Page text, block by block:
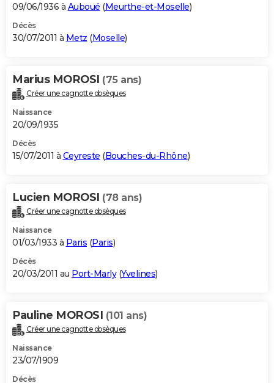
09/06/1936 à Auboué (Meurthe-et-Moselle)
Décès
30/07/2011 à Metz (Moselle)
Marius MOROSI (75 ans)
Créer une cagnotte obsèques
Naissance
20/09/1935
Décès
15/07/2011 à Ceyreste (Bouches-du-Rhône)
Lucien MOROSI (78 ans)
Créer une cagnotte obsèques
Naissance
01/03/1933 à Paris (Paris)
Décès
20/03/2011 au Port-Marly(Yvelines)
Pauline MOROSI (101 ans)
Créer une cagnotte obsèques
Naissance
23/07/1909
Décès